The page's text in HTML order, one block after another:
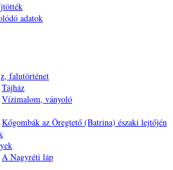
adatok
falutörténet
Tájház
Vízimalom, ványoló
Kőgombák az Öregtető (Batrina) északi lejtőjén
A Nagyréti láp